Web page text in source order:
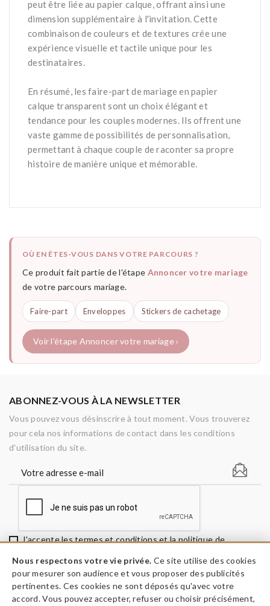
peut être liée au papier calque, offrant ainsi une
dimension supplémentaire à l'invitation​. Cette
combinaison de couleurs et de textures crée une
expérience visuelle et tactile unique pour les
destinataires.
En résumé, les faire-part de mariage en papier
calque transparent sont un choix élégant et
tendance pour les couples modernes. Ils offrent une
vaste gamme de possibilités de personnalisation,
permettant à chaque couple de raconter sa propre
histoire de manière unique et mémorable.
OÙ EN ÊTES-VOUS DANS VOTRE PARCOURS ?
Ce produit fait partie de l'étape Annoncer votre mariage
de votre parcours mariage.
Faire-part Enveloppes Stickers de cachetage
Voir l'étape Annoncer votre mariage ›
ABONNEZ-VOUS À LA NEWSLETTER
Vous pouvez vous désinscrire à tout moment. Vous trouverez
pour cela nos informations de contact dans les conditions
d'utilisation du site.
J'accepte les termes et conditions et la politique de
Nous respectons votre vie privée. Ce site utilise des cookies
pour mesurer son audience et vous proposer des publicités
pertinentes. Ces cookies ne sont déposés qu'avec votre
accord. Vous pouvez accepter, refuser ou choisir précisément,